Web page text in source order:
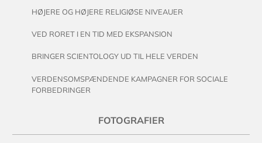
HØJERE OG HØJERE RELIGIØSE NIVEAUER
VED RORET I EN TID MED EKSPANSION
BRINGER SCIENTOLOGY UD TIL HELE VERDEN
VERDENSOMSPÆNDENDE KAMPAGNER FOR SOCIALE
FORBEDRINGER
FOTOGRAFIER